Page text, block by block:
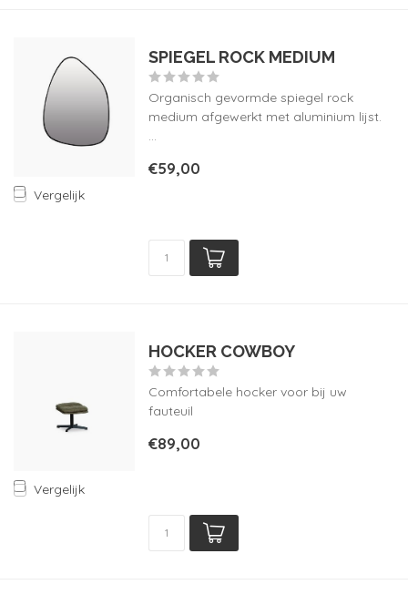
Vergelijk
SPIEGEL ROCK MEDIUM
Organisch gevormde spiegel rock
medium afgewerkt met aluminium lijst.
...
€59,00
Vergelijk
HOCKER COWBOY
Comfortabele hocker voor bij uw
fauteuil
€89,00